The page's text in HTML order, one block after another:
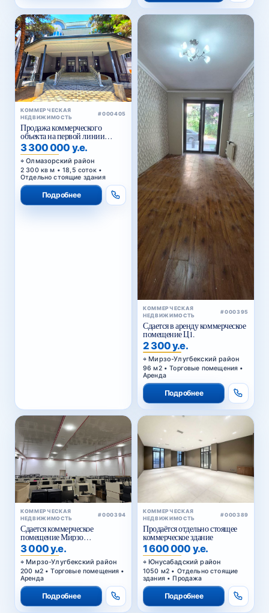
КОММЕРЧЕСКАЯ
НЕДВИЖИМОСТЬ
#000405
Продажа коммерческого
объекта на первой линии
Кольцевой дороги в Ташкенте
3 300 000 у.е.
Олмазорский район
2 300 кв м • 18,5 соток •
Отдельно стоящие здания
Подробнее
КОММЕРЧЕСКАЯ
НЕДВИЖИМОСТЬ
#000395
Сдается в аренду коммерческое
помещение Ц1.
2 300 у.е.
Мирзо-Улугбекский район
96 м2 • Торговые помещения •
Аренда
Подробнее
КОММЕРЧЕСКАЯ
НЕДВИЖИМОСТЬ
#000394
Сдается коммерческое
помещение Мирзо
Улугбекский район.
3 000 у.е.
Мирзо-Улугбекский район
200 м2 • Торговые помещения •
Аренда
Подробнее
КОММЕРЧЕСКАЯ
НЕДВИЖИМОСТЬ
#000389
Продаётся отдельно стоящее
коммерческое здание
1 600 000 у.е.
Юнусабадский район
1050 м2 • Отдельно стоящие
здания • Продажа
Подробнее